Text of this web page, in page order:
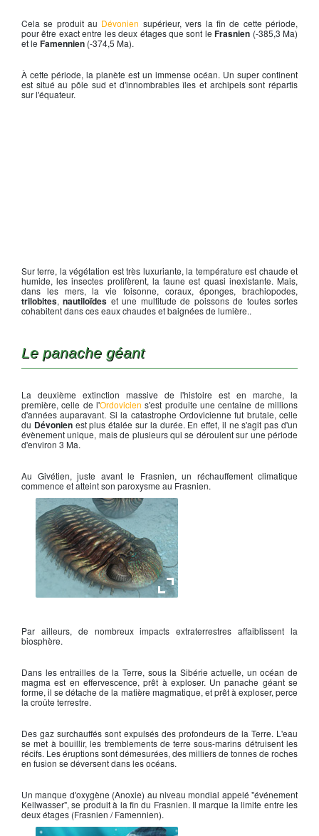
Cela se produit au Dévonien supérieur, vers la fin de cette période,
pour être exact entre les deux étages que sont leFrasnien (-385,3 Ma)
et le Famennien (-374,5 Ma).
À cette période, la planète est un immense océan. Un super continent
est situé au pôle sud et d'innombrables îles et archipels sont répartis
sur l'équateur.
Sur terre, la végétation est très luxuriante, la température est chaude et
humide, les insectes prolifèrent, la faune est quasi inexistante. Mais,
dans les mers, la vie foisonne, coraux, éponges, brachiopodes,
trilobites,nautiloïdes et une multitude de poissons de toutes sortes
cohabitent dans ces eaux chaudes et baignées de lumière..
Le panache géant
La deuxième extinction massive de l'histoire est en marche, la
première, celle de l'Ordovicien s'est produite une centaine de millions
d'années auparavant. Si la catastrophe Ordovicienne fut brutale, celle
du Dévonienest plus étalée sur la durée. En effet, il ne s'agit pas d'un
évènement unique, mais de plusieurs qui se déroulent sur une période
d'environ 3 Ma.
Au Givétien, juste avant le Frasnien, un réchauffement climatique
commence et atteint son paroxysme au Frasnien.
Par ailleurs, de nombreux impacts extraterrestres affaiblissent la
biosphère.
Dans les entrailles de la Terre, sous la Sibérie actuelle, un océan de
magma est en effervescence, prêt à exploser. Un panache géant se
forme, il se détache de la matière magmatique, et prêt à exploser, perce
la croûte terrestre.
Des gaz surchauffés sont expulsés des profondeurs de la Terre. L'eau
se met à bouillir, les tremblements de terre sous-marins détruisent les
récifs. Les éruptions sont démesurées, des milliers de tonnes de roches
en fusion se déversent dans les océans.
Un manque d'oxygène (Anoxie) au niveau mondial appelé "événement
Kellwasser", se produit à la fin du Frasnien. Il marque la limite entre les
deux étages (Frasnien / Famennien).